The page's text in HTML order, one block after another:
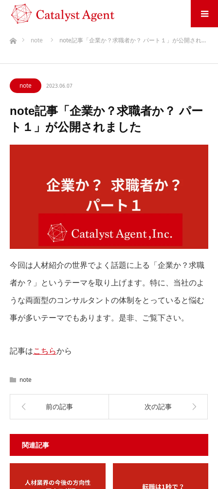
ホームnote note記事「企業か？求職者か？ パート１」が公開され…
note 2023.06.07
note記事「企業か？求職者か？ パー
ト１」が公開されました
今回は人材紹介の世界でよく話題に上る「企業か？求職
者か？」というテーマを取り上げます。特に、当社のよ
うな両面型のコンサルタントの体制をとっていると悩む
事が多いテーマでもあります。是非、ご覧下さい。
記事はこちらから
note
前の記事 次の記事
関連記事